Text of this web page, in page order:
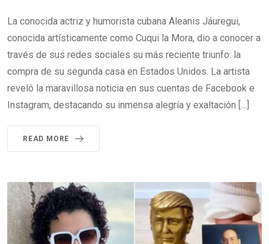
La conocida actriz y humorista cubana Aleanis Jáuregui,
conocida artísticamente como Cuqui la Mora, dio a conocer a
través de sus redes sociales su más reciente triunfo: la
compra de su segunda casa en Estados Unidos. La artista
reveló la maravillosa noticia en sus cuentas de Facebook e
Instagram, destacando su inmensa alegría y exaltación […]
READ MORE